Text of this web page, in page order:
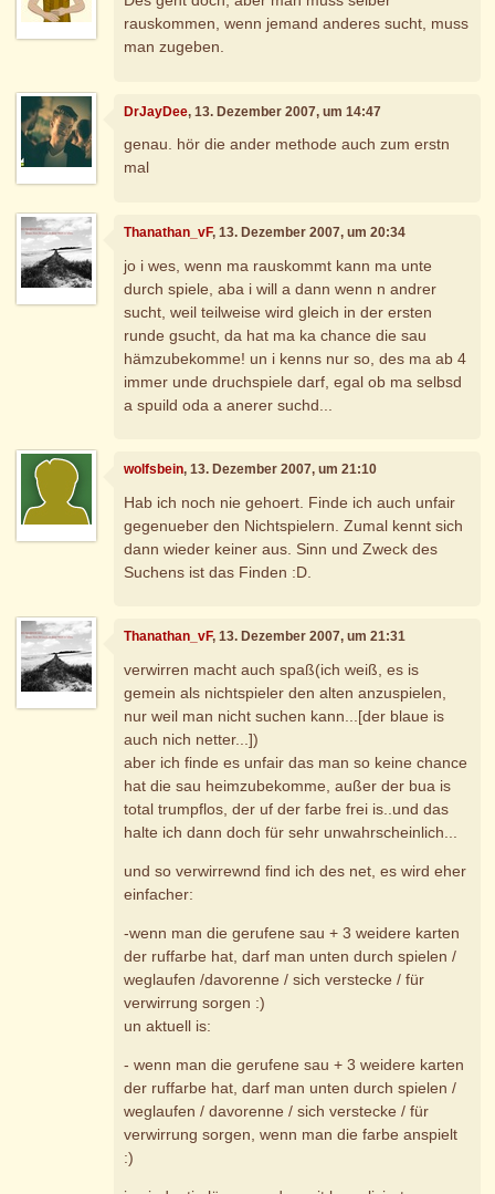
rauskommen, wenn jemand anderes sucht, muss
man zugeben.
DrJayDee, 13. Dezember 2007, um 14:47
genau. hör die ander methode auch zum erstn
mal
Thanathan_vF, 13. Dezember 2007, um 20:34
jo i wes, wenn ma rauskommt kann ma unte
durch spiele, aba i will a dann wenn n andrer
sucht, weil teilweise wird gleich in der ersten
runde gsucht, da hat ma ka chance die sau
hämzubekomme! un i kenns nur so, des ma ab 4
immer unde druchspiele darf, egal ob ma selbsd
a spuild oda a anerer suchd...
wolfsbein, 13. Dezember 2007, um 21:10
Hab ich noch nie gehoert. Finde ich auch unfair
gegenueber den Nichtspielern. Zumal kennt sich
dann wieder keiner aus. Sinn und Zweck des
Suchens ist das Finden :D.
Thanathan_vF, 13. Dezember 2007, um 21:31
verwirren macht auch spaß(ich weiß, es is
gemein als nichtspieler den alten anzuspielen,
nur weil man nicht suchen kann...[der blaue is
auch nich netter...])
aber ich finde es unfair das man so keine chance
hat die sau heimzubekomme, außer der bua is
total trumpflos, der uf der farbe frei is..und das
halte ich dann doch für sehr unwahrscheinlich...
und so verwirrewnd find ich des net, es wird eher
einfacher:
-wenn man die gerufene sau + 3 weidere karten
der ruffarbe hat, darf man unten durch spielen /
weglaufen /davorenne / sich verstecke / für
verwirrung sorgen :)
un aktuell is:
- wenn man die gerufene sau + 3 weidere karten
der ruffarbe hat, darf man unten durch spielen /
weglaufen / davorenne / sich verstecke / für
verwirrung sorgen, wenn man die farbe anspielt
:)